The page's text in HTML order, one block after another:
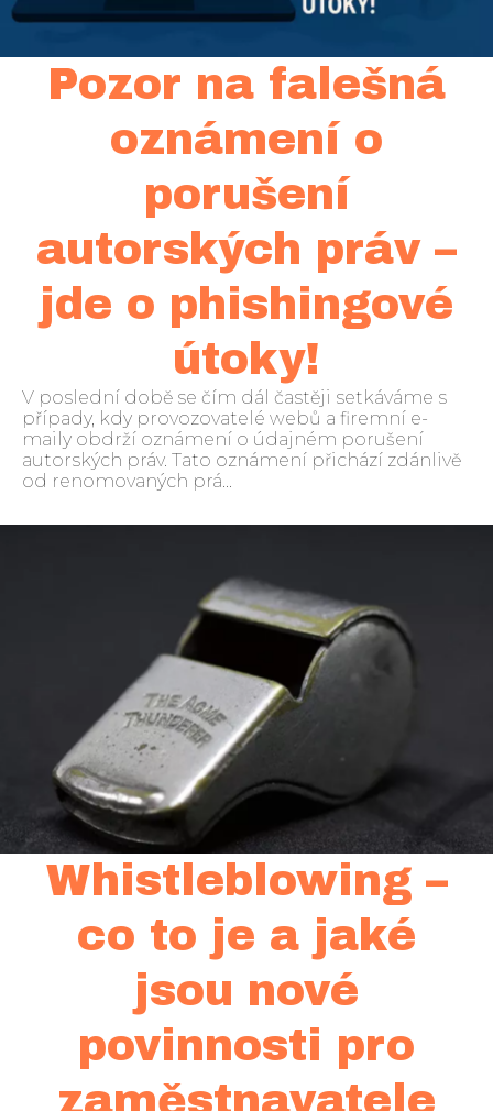
Pozor na falešná
oznámení o
porušení
autorských práv –
jde o phishingové
útoky!
V poslední době se čím dál častěji setkáváme s
případy, kdy provozovatelé webů a firemní e-
maily obdrží oznámení o údajném porušení
autorských práv. Tato oznámení přichází zdánlivě
od renomovaných prá...
Whistleblowing –
co to je a jaké
jsou nové
povinnosti pro
zaměstnavatele